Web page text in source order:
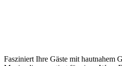
Fasziniert Ihre Gäste mit hautnahem